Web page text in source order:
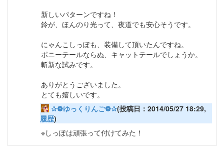
新しいパターンですね！
鈴が、ほんのり光って、夜道でも安心そうです。
にゃんこしっぽも、装備して頂いたんですね。
ポニーテールならぬ、キャットテールでしょうか。
斬新な試みです。
ありがとうございました。
とても嬉しいです。
✰❁ゆっくりんご❁✰(投稿日：2014/05/27 18:29,
履歴)
※しっぽは頑張って付けてみた！